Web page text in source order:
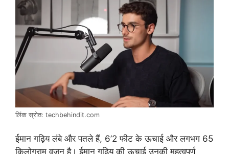
लिंक स्रोत: techbehindit.com
ईमान गढ़िय लंबे और पतले हैं, 6’2 फीट के ऊचाई और लगभग 65
किलोग्राम वजन है। ईमान गढ़िय की ऊचाई उनकी महत्वपूर्ण